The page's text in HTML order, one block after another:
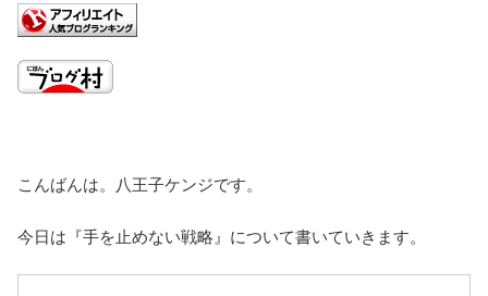
こんばんは。八王子ケンジです。
今日は『手を止めない戦略』について書いていきます。